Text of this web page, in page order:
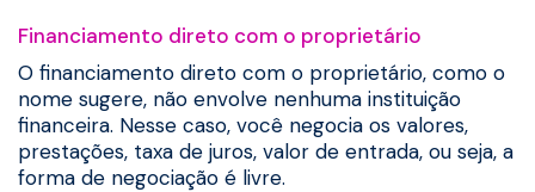
Financiamento direto com o proprietário
O financiamento direto com o proprietário, como o
nome sugere, não envolve nenhuma instituição
financeira. Nesse caso, você negocia os valores,
prestações, taxa de juros, valor de entrada, ou seja, a
forma de negociação é livre.